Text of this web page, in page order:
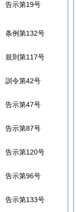
告示第19号
条例第132号
規則第117号
訓令第42号
告示第47号
告示第87号
告示第120号
告示第96号
告示第133号